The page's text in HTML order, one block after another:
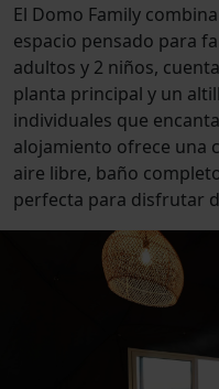
El Domo Family
espacio pensado para
adultos y 2 niños,
planta principal y un
individuales que
alojamiento ofrece una
aire libre, baño
perfecta para disfrutar